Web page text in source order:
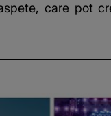
care pot